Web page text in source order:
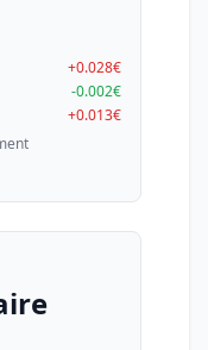
+0.028€
-0.002€
+0.013€